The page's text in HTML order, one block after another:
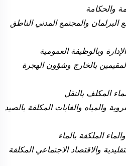
والحكامة
والمجتمع المدني الناطق
وبالوظيفة العمومية
بالخارج وشؤون الهجرة
المكلف بالنقل
والمياه والغابات المكلفة بالصيد
الملكفة بالماء
والاقتصاد الاجتماعي المكلفة